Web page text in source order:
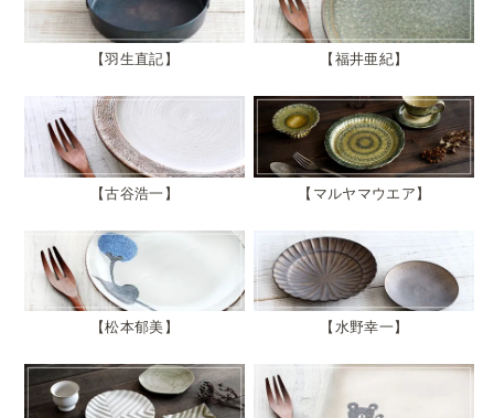
羽生直記 福井亜紀
古谷浩一 マルヤマウエア
松本郁美 水野幸一